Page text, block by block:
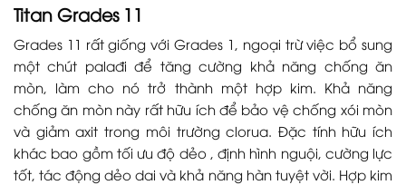
Titan Grades 11
Grades 11 rất giống với Grades 1, ngoại trừ việc bổ sung
một chút palađi để tăng cường khả năng chống ăn
mòn, làm cho nó trở thành một hợp kim. Khả năng
chống ăn mòn này rất hữu ích để bảo vệ chống xói mòn
và giảm axit trong môi trường clorua. Đặc tính hữu ích
khác bao gồm tối ưu độ dẻo , định hình nguội, cường lực
tốt, tác động dẻo dai và khả năng hàn tuyệt vời. Hợp kim